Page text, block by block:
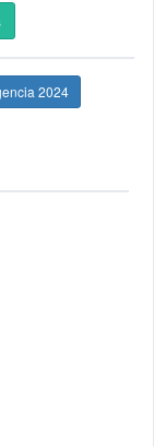
2024